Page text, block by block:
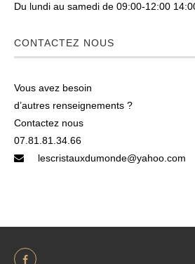
Du lundi au samedi de 09:00-12:00
CONTACTEZ NOUS
Vous avez besoin
d’autres renseignements ?
Contactez nous
07.81.81.34.66
lescristauxdumonde@yahoo.com